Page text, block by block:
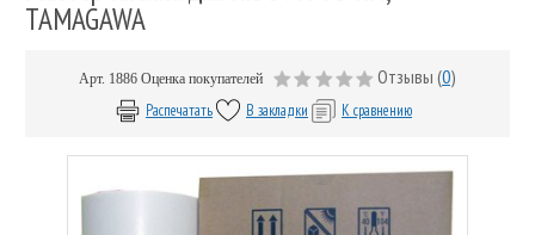
TAMAGAWA
Арт. 1886 Оценка покупателей Отзывы (0)
Распечатать В закладки К сравнению